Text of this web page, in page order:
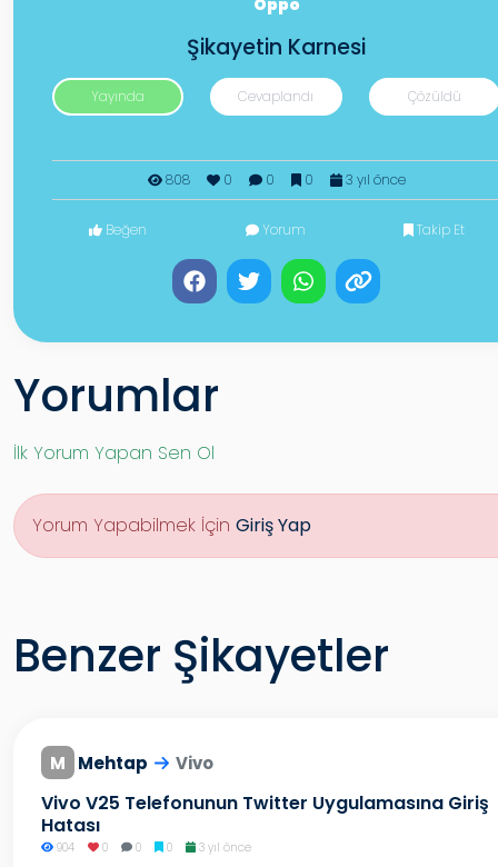
Oppo
Şikayetin Karnesi
Yayında Cevaplandı Çözüldü
808 0 0 0 3 yıl önce
Beğen Yorum Takip Et
Yorumlar
İlk Yorum Yapan Sen Ol
Yorum Yapabilmek İçin Giriş Yap
Benzer Şikayetler
M Mehtap Vivo
Vivo V25 Telefonunun Twitter Uygulamasına Giriş
Hatası
904 0 0 0 3 yıl önce